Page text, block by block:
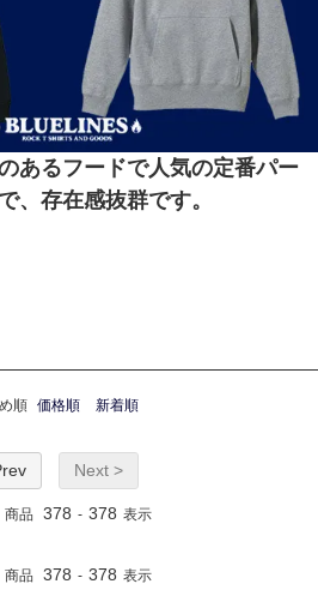
あるフードで人気の定番パー
、存在感抜群です。
順 価格順 新着順
Next >
商品 378 - 378 表示
商品 378 - 378 表示